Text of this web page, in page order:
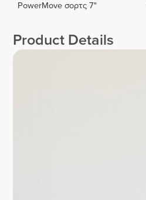
PowerMove σορτς 7"
Product Details